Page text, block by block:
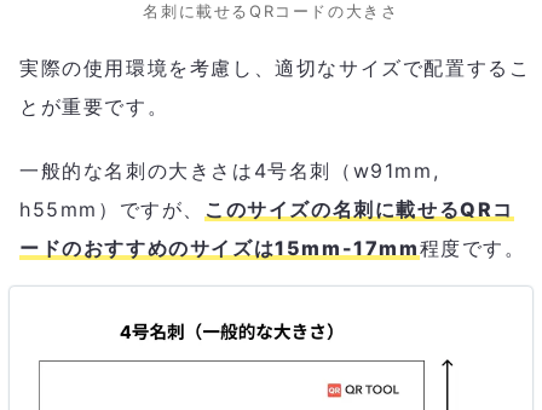
名刺に載せるQRコードの大きさ
実際の使用環境を考慮し、適切なサイズで配置するこ
とが重要です。
一般的な名刺の大きさは4号名刺（w91mm,
h55mm）ですが、 このサイズの名刺に載せるQRコ
ードのおすすめのサイズは15mm-17mm程度です。